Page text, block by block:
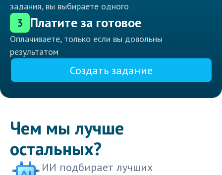
задания, вы выбираете одного
3 Платите за готовое
Оплачиваете, только если вы довольны
результатом
Создать задание
Чем мы лучше
остальных?
ИИ подбирает лучших